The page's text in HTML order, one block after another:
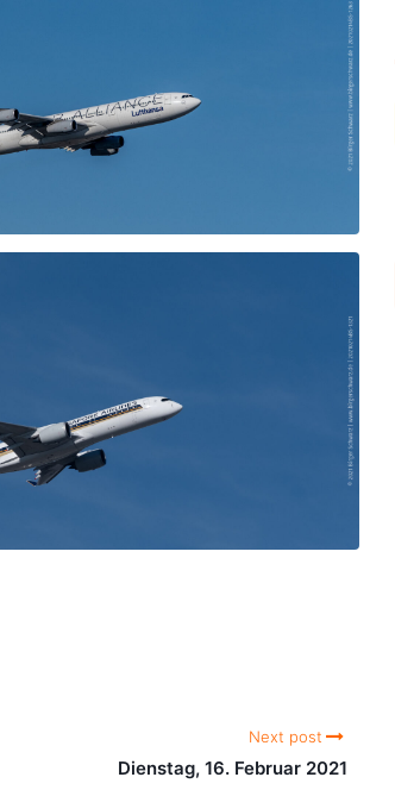
Next post
Dienstag, 16. Februar 2021